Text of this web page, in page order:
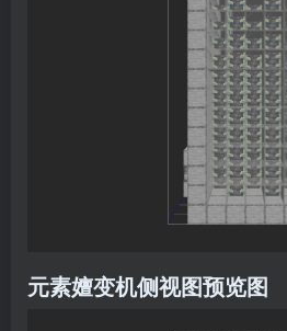
元素嬗变机侧视图预览图